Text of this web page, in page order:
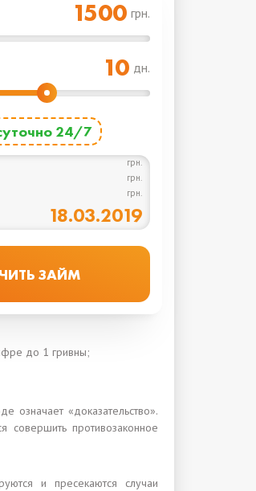
грн.
дн.
24/7
грн.
грн.
грн.
18.03.2019
до 1 гривны;
означает «доказательство».
совершить противозаконное
и пресекаются случаи